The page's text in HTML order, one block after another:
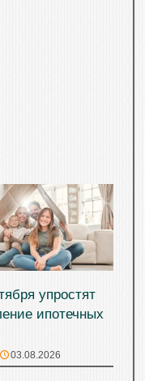
упростят
ипотечных
03.08.2026